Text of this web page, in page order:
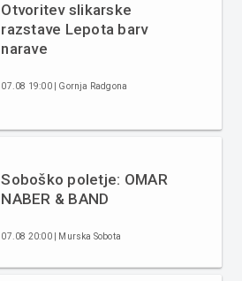
Otvoritev slikarske
razstave Lepota barv
narave
07.08 19:00 | Gornja Radgona
Soboško poletje: OMAR
NABER & BAND
07.08 20:00 | Murska Sobota